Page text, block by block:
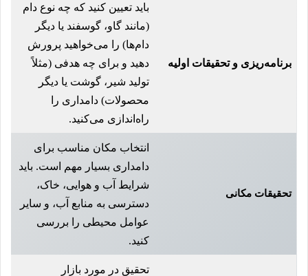
برنامه‌ریزی و تحقیقات اولیه
باید تعیین کنید که چه نوع دام
(مانند گاو، گوسفند یا دیگر
دام‌ها) را می‌خواهید پرورش
دهید و برای چه هدفی (مثلاً
تولید شیر، گوشت یا دیگر
محصولات) دامداری را
راه‌اندازی می‌کنید.
تحقیقات مکانی
انتخاب مکان مناسب برای
دامداری بسیار مهم است. باید
شرایط آب و هوایی، خاک،
دسترسی به منابع آب، و سایر
عوامل محیطی را بررسی
کنید.
تحقیق در مورد بازار